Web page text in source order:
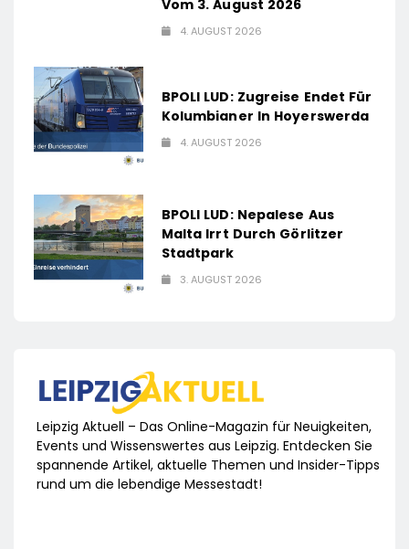
Vom 3. August 2026
4. AUGUST 2026
BPOLI LUD: Zugreise Endet Für
Kolumbianer In Hoyerswerda
4. AUGUST 2026
BPOLI LUD: Nepalese Aus
Malta Irrt Durch Görlitzer
Stadtpark
3. AUGUST 2026
Leipzig Aktuell – Das Online-Magazin für Neuigkeiten,
Events und Wissenswertes aus Leipzig. Entdecken Sie
spannende Artikel, aktuelle Themen und Insider-Tipps
rund um die lebendige Messestadt!